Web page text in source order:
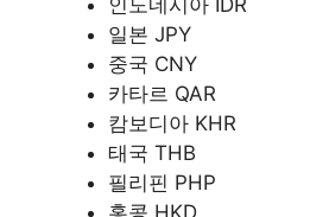
인도네시아 IDR
일본 JPY
중국 CNY
카타르 QAR
캄보디아 KHR
태국 THB
필리핀 PHP